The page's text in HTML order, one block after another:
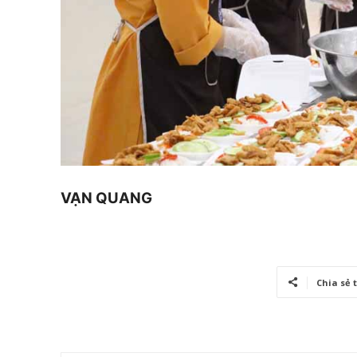
VẠN QUANG
Chia sẻ